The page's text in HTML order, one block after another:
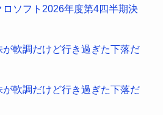
ソフト2026年度第4四半期決
軟調だけど行き過ぎた下落だ
軟調だけど行き過ぎた下落だ